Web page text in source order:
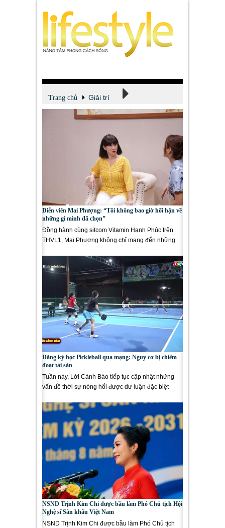
Trang chủ Giải trí
Diễn viên Mai Phượng: “Tôi không bao giờ hối hận về
những gì mình đã chọn”
Đồng hành cùng sitcom Vitamin Hạnh Phúc trên
THVL1, Mai Phượng không chỉ mang đến những
Đăng ký học Pickleball qua mạng: Nguy cơ bị chiếm
đoạt tài sản
Tuần này, Lời Cảnh Báo tiếp tục cập nhật những
vấn đề thời sự nóng hổi được dư luận đặc biệt
NSND Trịnh Kim Chi được bầu làm Phó Chủ tịch Hội
Nghệ sĩ Sân khấu Việt Nam
NSND Trịnh Kim Chi được bầu làm Phó Chủ tịch